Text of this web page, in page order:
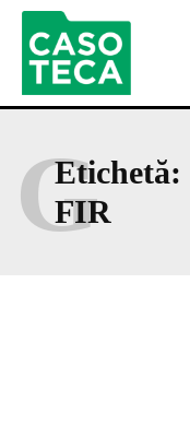
Etichetă:
FIR
G